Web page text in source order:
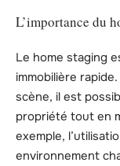
L’importance du
Le home staging
immobilière
scène, il est
propriété tout en
exemple,
environnement